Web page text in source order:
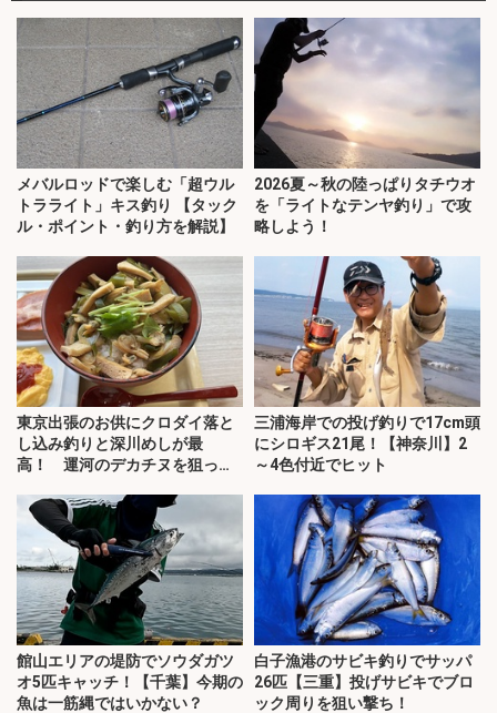
メバルロッドで楽しむ「超ウル
トラライト」キス釣り 【タック
ル・ポイント・釣り方を解説】
2026夏～秋の陸っぱりタチウオ
を「ライトなテンヤ釣り」で攻
略しよう！
東京出張のお供にクロダイ落と
し込み釣りと深川めしが最
高！ 運河のデカチヌを狙って
三浦海岸での投げ釣りで17cm頭
にシロギス21尾！【神奈川】2
～4色付近でヒット
館山エリアの堤防でソウダガツ
オ5匹キャッチ！【千葉】今期の
魚は一筋縄ではいかない？
白子漁港のサビキ釣りでサッパ
26匹【三重】投げサビキでブロ
ック周りを狙い撃ち！